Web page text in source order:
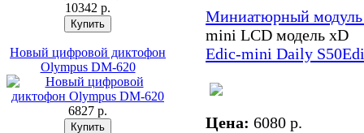
10342 p.
Новый цифровой диктофон
Olympus DM-620
6827 p.
Миниатюрный
mini LCD модель xD
Edic-mini Daily S50
Цена: 6080 p.